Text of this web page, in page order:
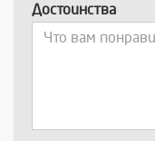
Достоинства